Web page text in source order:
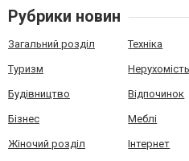
Рубрики новин
Загальний розділ Техніка
Туризм Нерухомість
Будівництво Відпочинок
Бізнес Меблі
Жіночий розділ Інтернет